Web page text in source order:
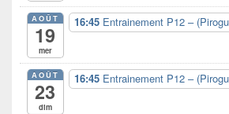
AOÛT
19
mer
16:45 Entrainement P12 –
AOÛT
23
dim
16:45 Entrainement P12 –